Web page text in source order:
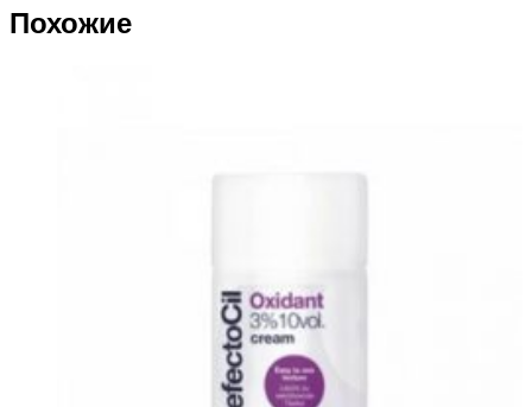
Похожие